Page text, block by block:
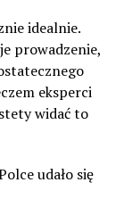
idealnie.
prowadzenie,
eksperci
widać to
udało się